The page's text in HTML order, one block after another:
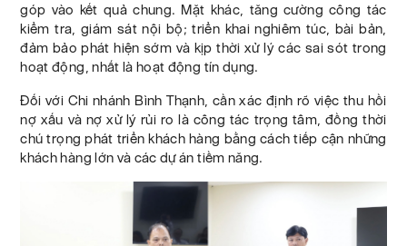
góp vào kết quả chung. Mặt khác, tăng cường công tác
kiểm tra, giám sát nội bộ; triển khai nghiêm túc, bài bản,
đảm bảo phát hiện sớm và kịp thời xử lý các sai sót trong
hoạt động, nhất là hoạt động tín dụng.
Đối với Chi nhánh Bình Thạnh, cần xác định rõ việc thu hồi
nợ xấu và nợ xử lý rủi ro là công tác trọng tâm, đồng thời
chú trọng phát triển khách hàng bằng cách tiếp cận những
khách hàng lớn và các dự án tiềm năng.